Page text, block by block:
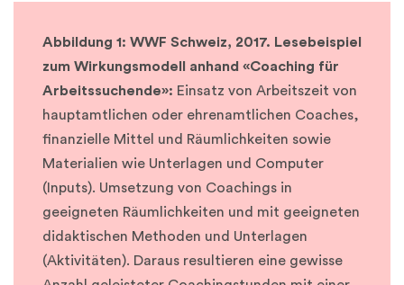
Abbildung 1: WWF Schweiz, 2017. Lesebeispiel
zum Wirkungsmodell anhand «Coaching für
Arbeitssuchende»: Einsatz von Arbeitszeit von
hauptamtlichen oder ehrenamtlichen Coaches,
finanzielle Mittel und Räumlichkeiten sowie
Materialien wie Unterlagen und Computer
(Inputs). Umsetzung von Coachings in
geeigneten Räumlichkeiten und mit geeigneten
didaktischen Methoden und Unterlagen
(Aktivitäten). Daraus resultieren eine gewisse